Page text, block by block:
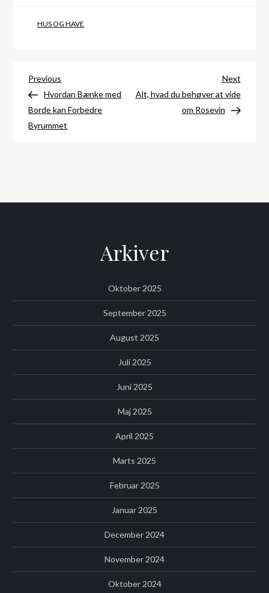
HUS OG HAVE
Indlægsnavigation
Previous
Post
Previous
Hvordan Bænke med
Borde kan Forbedre
Byrummet
Next
Post
Next
Alt, hvad du behøver at vide
om Rosevin
Arkiver
Oktober 2025
September 2025
August 2025
Juli 2025
Juni 2025
Maj 2025
April 2025
Marts 2025
Februar 2025
Januar 2025
December 2024
November 2024
Oktober 2024